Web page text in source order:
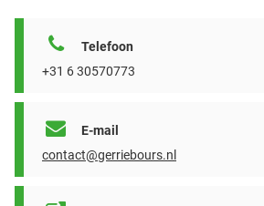
Telefoon
+31 6 30570773
E-mail
contact@gerriebours.nl